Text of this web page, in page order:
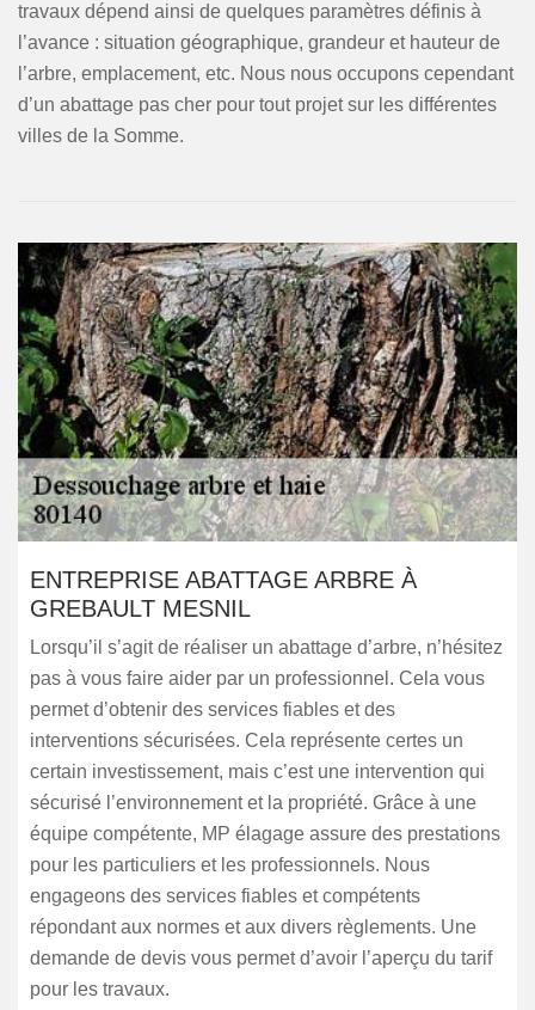
travaux dépend ainsi de quelques paramètres définis à
l’avance : situation géographique, grandeur et hauteur de
l’arbre, emplacement, etc. Nous nous occupons cependant
d’un abattage pas cher pour tout projet sur les différentes
villes de la Somme.
ENTREPRISE ABATTAGE ARBRE À
GREBAULT MESNIL
Lorsqu’il s’agit de réaliser un abattage d’arbre, n’hésitez
pas à vous faire aider par un professionnel. Cela vous
permet d’obtenir des services fiables et des
interventions sécurisées. Cela représente certes un
certain investissement, mais c’est une intervention qui
sécurisé l’environnement et la propriété. Grâce à une
équipe compétente, MP élagage assure des prestations
pour les particuliers et les professionnels. Nous
engageons des services fiables et compétents
répondant aux normes et aux divers règlements. Une
demande de devis vous permet d’avoir l’aperçu du tarif
pour les travaux.